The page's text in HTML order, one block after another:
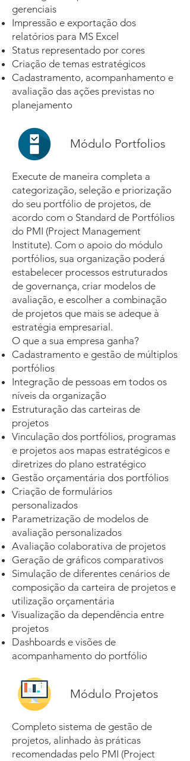
gerenciais
Impressão e exportação dos
relatórios para MS Excel
Status representado por cores
Criação de temas estratégicos
Cadastramento, acompanhamento e
avaliação das ações previstas no
planejamento
Módulo Portfolios
Execute de maneira completa a
categorização, seleção e priorização
do seu portfólio de projetos, de
acordo com o Standard de Portfólios
do PMI (Project Management
Institute). Com o apoio do módulo
portfólios, sua organização poderá
estabelecer processos estruturados
de governança, criar modelos de
avaliação, e escolher a combinação
de projetos que mais se adeque à
estratégia empresarial.
O que a sua empresa ganha?
Cadastramento e gestão de múltiplos
portfólios
Integração de pessoas em todos os
níveis da organização
Estruturação das carteiras de
projetos
Vinculação dos portfólios, programas
e projetos aos mapas estratégicos e
diretrizes do plano estratégico
Gestão orçamentária dos portfólios
Criação de formulários
personalizados
Parametrização de modelos de
avaliação personalizados
Avaliação colaborativa de projetos
Geração de gráficos comparativos
Simulação de diferentes cenários de
composição da carteira de projetos e
utilização orçamentária
Visualização da dependência entre
projetos
Dashboards e visões de
acompanhamento do portfólio
Módulo Projetos
Completo sistema de gestão de
projetos, alinhado às práticas
recomendadas pelo PMI (Project